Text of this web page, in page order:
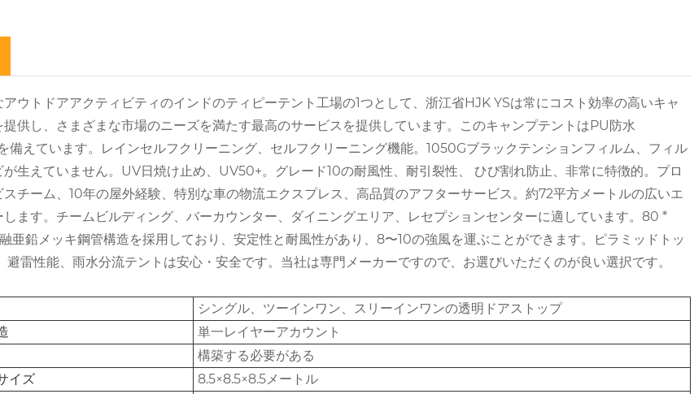
アウトドアアクティビティのインドのティピーテント工場の1つとして、浙江省HJK YSは常にコスト効率の高いキャ
提供し、さまざまな市場のニーズを満たす最高のサービスを提供しています。このキャンプテントはPU防水
えています。レインセルフクリーニング、セルフクリーニング機能。1050Gブラックテンションフィルム、フィル
が生えていません。UV日焼け止め、UV50+。グレード10の耐風性、耐引裂性、 ひび割れ防止、非常に特徴的。プロ
チーム、10年の屋外経験、特別な車の物流エクスプレス、高品質のアフターサービス。約72平方メートルの広いエ
します。チームビルディング、バーカウンター、ダイニングエリア、レセプションセンターに適しています。80 *
亜鉛メッキ鋼管構造を採用しており、安定性と耐風性があり、8〜10の強風を運ぶことができます。ピラミッドトッ
避雷性能、雨水分流テントは安心・安全です。当社は専門メーカーですので、お選びいただくのが良い選択です。
シングル、ツーインワン、スリーインワンの透明ドアストップ
単一レイヤーアカウント
構築する必要がある
イズ
8.5×8.5×8.5メートル